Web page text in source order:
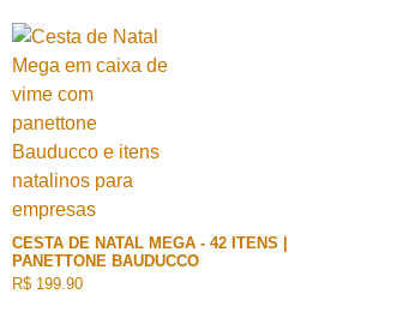
CESTA DE NATAL MEGA - 42 ITENS |
PANETTONE BAUDUCCO
R$ 199.90